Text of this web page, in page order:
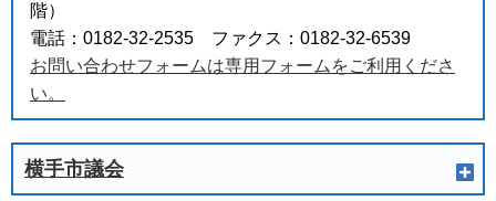
階）
電話：0182-32-2535 ファクス：0182-32-6539
お問い合わせフォームは専用フォームをご利用くださ
い。
横手市議会